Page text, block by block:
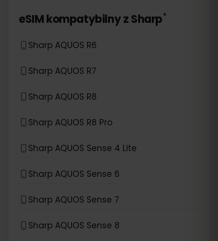
eSIM kompatybilny zSharp*
Sharp AQUOS R6
Sharp AQUOS R7
Sharp AQUOS R8
Sharp AQUOS R8 Pro
Sharp AQUOS Sense 4 Lite
Sharp AQUOS Sense 6
Sharp AQUOS Sense 7
Sharp AQUOS Sense 8